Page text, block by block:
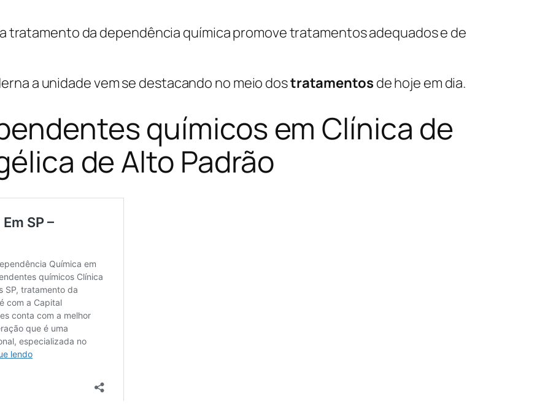
tratamento da dependência química promove tratamentos adequados e de
a unidade vem se destacando no meio dostratamentos de hoje em dia.
químicos em Clínica de
de Alto Padrão